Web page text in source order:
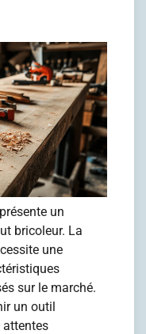
un
bricoleur. La
une
sur le marché.
un outil